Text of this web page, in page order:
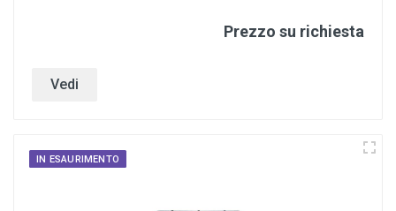
Prezzo su richiesta
Vedi
IN ESAURIMENTO